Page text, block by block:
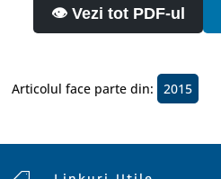
👁️ Vezi tot PDF-ul
Articolul face parte din: 2015